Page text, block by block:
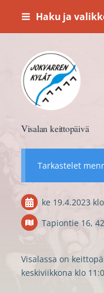
Siirry
Haku ja
Visalan keittopäivä
Tarkastelet
ke 19.4.2023
Tapiontie 16,
Visalassa on
keskiviikkona klo